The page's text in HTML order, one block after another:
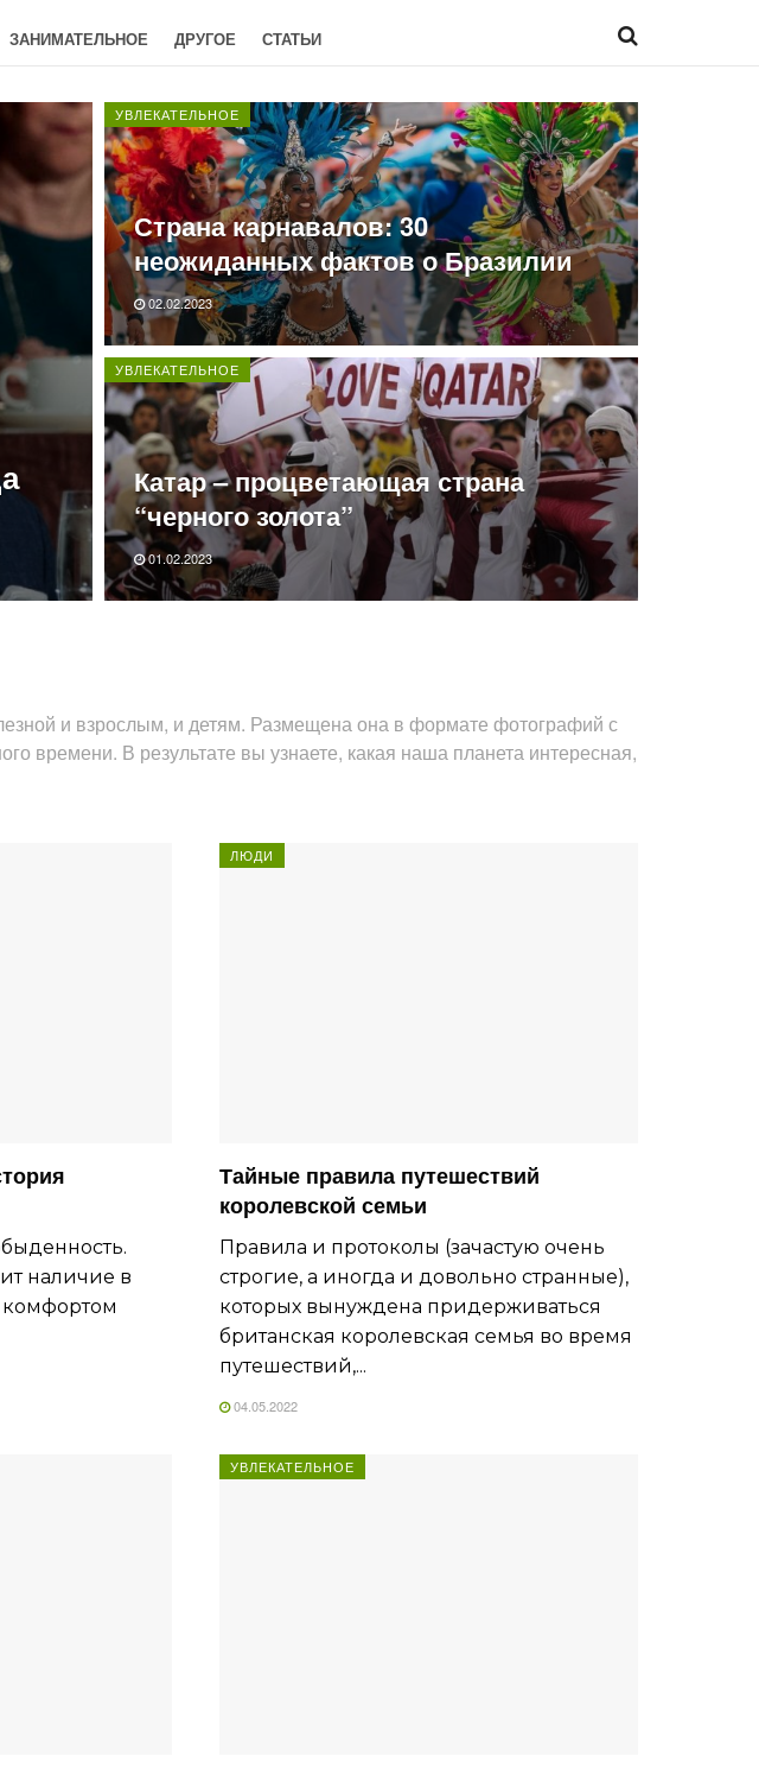
ЗАНИМАТЕЛЬНОЕ ДРУГОЕ СТАТЬИ
УВЛЕКАТЕЛЬНОЕ
Страна карнавалов: 30
неожиданных фактов о Бразилии
02.02.2023
УВЛЕКАТЕЛЬНОЕ
Катар – процветающая страна
“черного золота”
01.02.2023
и взрослым, и детям. Размещена она в формате фотографий с
времени. В результате вы узнаете, какая наша планета интересная,
наличие в
комфортом
ЛЮДИ
Тайные правила путешествий
королевской семьи
Правила и протоколы (зачастую очень
строгие, а иногда и довольно странные),
которых вынуждена придерживаться
британская королевская семья во время
путешествий,...
04.05.2022
УВЛЕКАТЕЛЬНОЕ